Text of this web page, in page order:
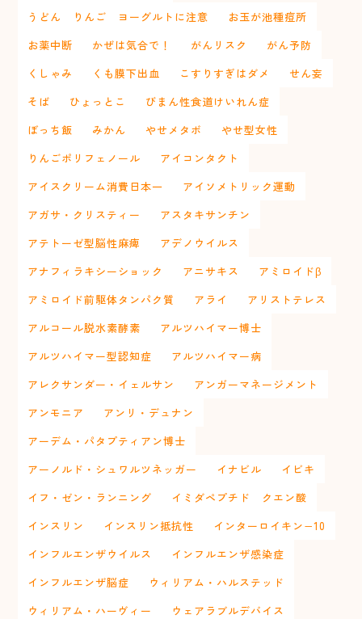
うどん りんご ヨーグルトに注意
お玉が池種痘所
お薬中断
かぜは気合で！ がんリスク
がん予防
くしゃみ
くも膜下出血 こすりすぎはダメ
せん妄
そば
ひょっとこ
びまん性食道けいれん症
ぼっち飯
みかん やせメタボ
やせ型女性
りんごポリフェノール
アイコンタクト
アイスクリーム消費日本一
アイソメトリック運動
アガサ・クリスティー
アスタキサンチン
アテトーゼ型脳性麻痺
アデノウイルス
アナフィラキシーショック
アニサキス
アミロイドβ
アミロイド前駆体タンパク質
アライ
アリストテレス
アルコール脱水素酵素
アルツハイマー博士
アルツハイマー型認知症
アルツハイマー病
アレクサンダー・イェルサン
アンガーマネージメント
アンモニア
アンリ・デュナン
アーデム・パタプティアン博士
アーノルド・シュワルツネッガー
イナビル
イビキ
イフ・ゼン・ランニング
イミダペプチド クエン酸
インスリン
インスリン抵抗性
インターロイキン−10
インフルエンザウイルス
インフルエンザ感染症
インフルエンザ脳症
ウィリアム・ハルステッド
ウィリアム・ハーヴィー
ウェアラブルデバイス